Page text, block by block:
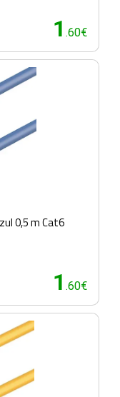
1 .60€
0,5 m Cat6
1 .60€